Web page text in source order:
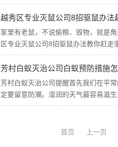
越秀区专业灭鼠公司8招驱鼠办法
家里有老鼠，不说偷粮、毁物，就是
区专业灭鼠公司8招驱鼠办法教你赶走
芳村白蚁灭治公司白蚁预防措施
芳村白蚁灭治公司提醒首先我们在平
定要留意防潮。湿润的天气最容易滋生
首页 上一页